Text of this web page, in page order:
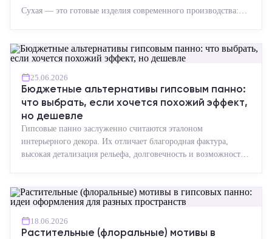
Сухая — это готовые изделия современного производства:
25.06.2026
Бюджетные альтернативы гипсовым панно:
что выбрать, если хочется похожий эффект,
но дешевле
Гипсовые панно заслуженно считаются эталоном
интерьерного декора. Их отличает благородная фактура,
высокая детализация рельефа, долговечность и возможность
18.06.2026
Растительные (флоральные) мотивы в